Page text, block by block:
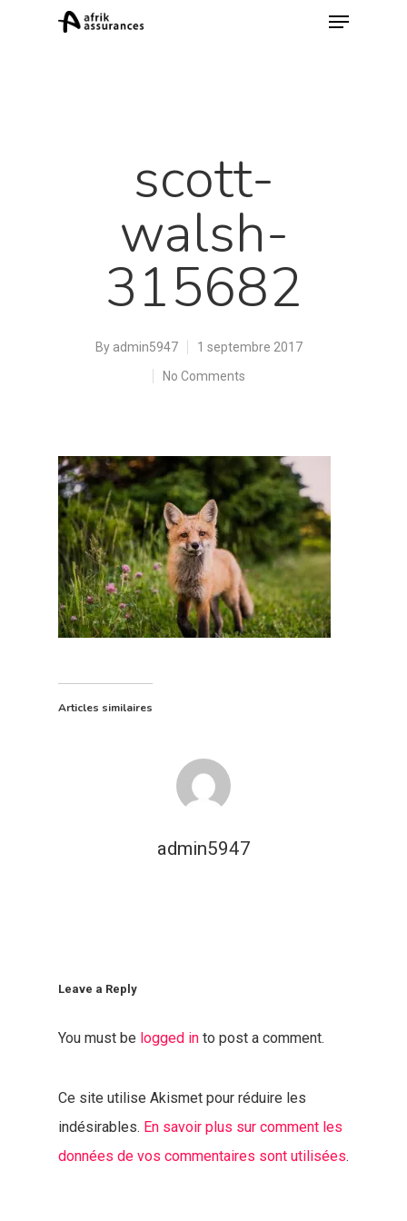
Hit enter to search or ESC to close
scott-
walsh-
315682
By admin5947
1 septembre 2017
No Comments
Articles similaires
admin5947
Leave a Reply
You must be logged in to post a comment.
Ce site utilise Akismet pour réduire les
indésirables. En savoir plus sur comment les
données de vos commentaires sont utilisées.
Accueil
Nos offres